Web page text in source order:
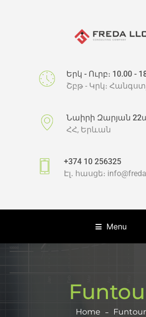
Երկ - Ուրբ։ 10.00 -
Շբթ - Կրկ։
Նաիրի Զարյան
ՀՀ, Երևան
+374 10 256325
Էլ․ հասցե։
Menu
Home Funtour